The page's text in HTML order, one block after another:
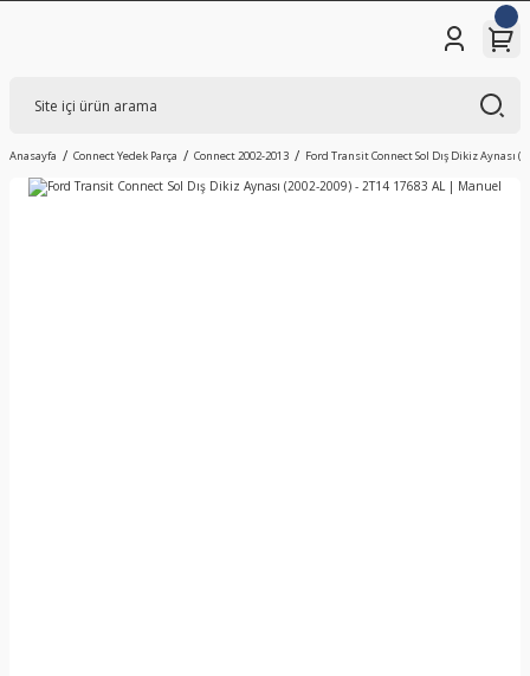
Anasayfa Connect Yedek Parça Connect 2002-2013 Ford Transit Connect Sol Dış Dikiz Aynası